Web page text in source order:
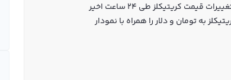
قیمت لحظه‌ای کریتیکلز هم اکنون معادل 102 تومان یا 0.0005385 تتر است. تغییرات قیمت کریتیکلز طی 24 ساعت اخیر
به تومان و دلار را همراه با نمودار